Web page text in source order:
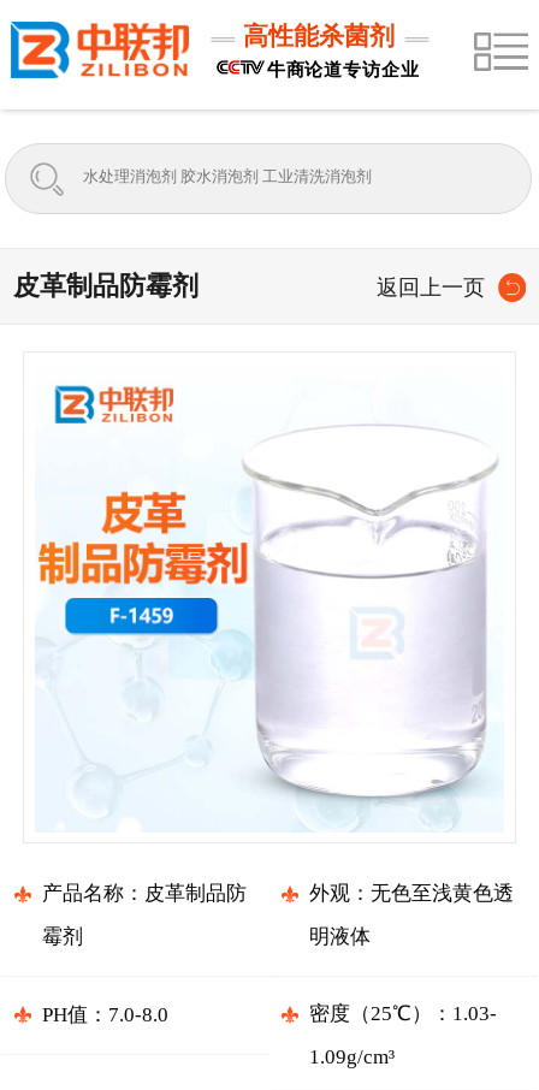
高性能杀菌剂
牛商论道专访企业
皮革制品防霉剂 返回上一页
产品名称：皮革制品防
霉剂
外观：无色至浅黄色透
明液体
PH值：7.0-8.0
密度（25℃）：1.03-
1.09g/cm³